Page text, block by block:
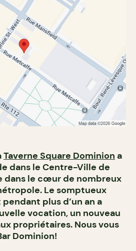
Taverne Square Dominion a
dans le Centre-Ville de
dans le cœur de nombreux
Le somptueux
plus d’un an a
vocation, un nouveau
propriétaires. Nous vous
Dominion!